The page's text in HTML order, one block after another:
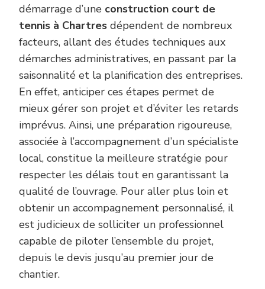
démarrage d’une construction court de
tennis à Chartres dépendent de nombreux
facteurs, allant des études techniques aux
démarches administratives, en passant par la
saisonnalité et la planification des entreprises.
En effet, anticiper ces étapes permet de
mieux gérer son projet et d’éviter les retards
imprévus. Ainsi, une préparation rigoureuse,
associée à l’accompagnement d’un spécialiste
local, constitue la meilleure stratégie pour
respecter les délais tout en garantissant la
qualité de l’ouvrage. Pour aller plus loin et
obtenir un accompagnement personnalisé, il
est judicieux de solliciter un professionnel
capable de piloter l’ensemble du projet,
depuis le devis jusqu’au premier jour de
chantier.